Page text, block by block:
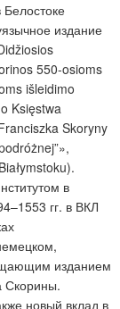
издание
550-osioms
išleidimo
Księstwa
Skoryny
в
гг. в ВКЛ
изданием
Скорины.
новый вклад в